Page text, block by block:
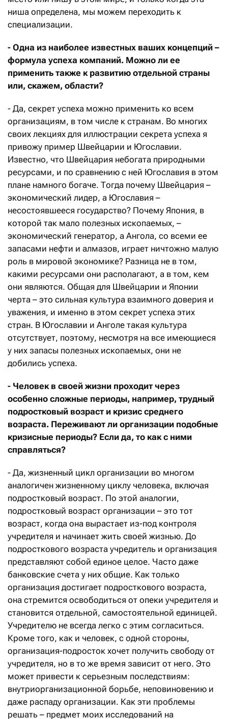
ниша определена, мы можем переходить к
специализации.
- Одна из наиболее известных ваших концепций –
формула успеха компаний. Можно ли ее
применить также к развитию отдельной страны
или, скажем, области?
- Да, секрет успеха можно применить ко всем
организациям, в том числе к странам. Во многих
своих лекциях для иллюстрации секрета успеха я
привожу пример Швейцарии и Югославии.
Известно, что Швейцария небогата природными
ресурсами, и по сравнению с ней Югославия в этом
плане намного богаче. Тогда почему Швейцария –
экономический лидер, а Югославия –
несостоявшееся государство? Почему Япония, в
которой так мало полезных ископаемых, –
экономический генератор, а Ангола, со всеми ее
запасами нефти и алмазов, играет ничтожно малую
роль в мировой экономике? Разница не в том,
какими ресурсами они располагают, а в том, кем
они являются. Общая для Швейцарии и Японии
черта – это сильная культура взаимного доверия и
уважения, и именно в этом секрет успеха этих
стран. В Югославии и Анголе такая культура
отсутствует, поэтому, несмотря на все имеющиеся
у них запасы полезных ископаемых, они не
добились успеха.
- Человек в своей жизни проходит через
особенно сложные периоды, например, трудный
подростковый возраст и кризис среднего
возраста. Переживают ли организации подобные
кризисные периоды? Если да, то как с ними
справляться?
- Да, жизненный цикл организации во многом
аналогичен жизненному циклу человека, включая
подростковый возраст. По этой аналогии,
подростковый возраст организации – это тот
возраст, когда она вырастает из-под контроля
учредителя и начинает жить своей жизнью. До
подросткового возраста учредитель и организация
представляют собой единое целое. Часто даже
банковские счета у них общие. Как только
организация достигает подросткового возраста,
она стремится освободиться от опеки учредителя и
становится отдельной, самостоятельной единицей.
Учредителю не всегда легко с этим согласиться.
Кроме того, как и человек, с одной стороны,
организация-подросток хочет получить свободу от
учредителя, но в то же время зависит от него. Это
может привести к серьезным последствиям:
внутриорганизационной борьбе, неповиновению и
даже распаду организации. Как эти проблемы
решать – предмет моих исследований на